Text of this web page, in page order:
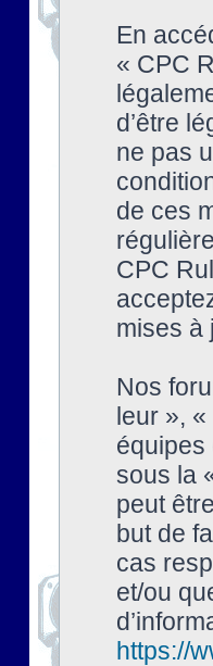
En
« CPC
d’être
ne pas
de ces
CPC
mises à
Nos
leur »,
équipes
sous la
peut
but de
cas
et/ou
https://